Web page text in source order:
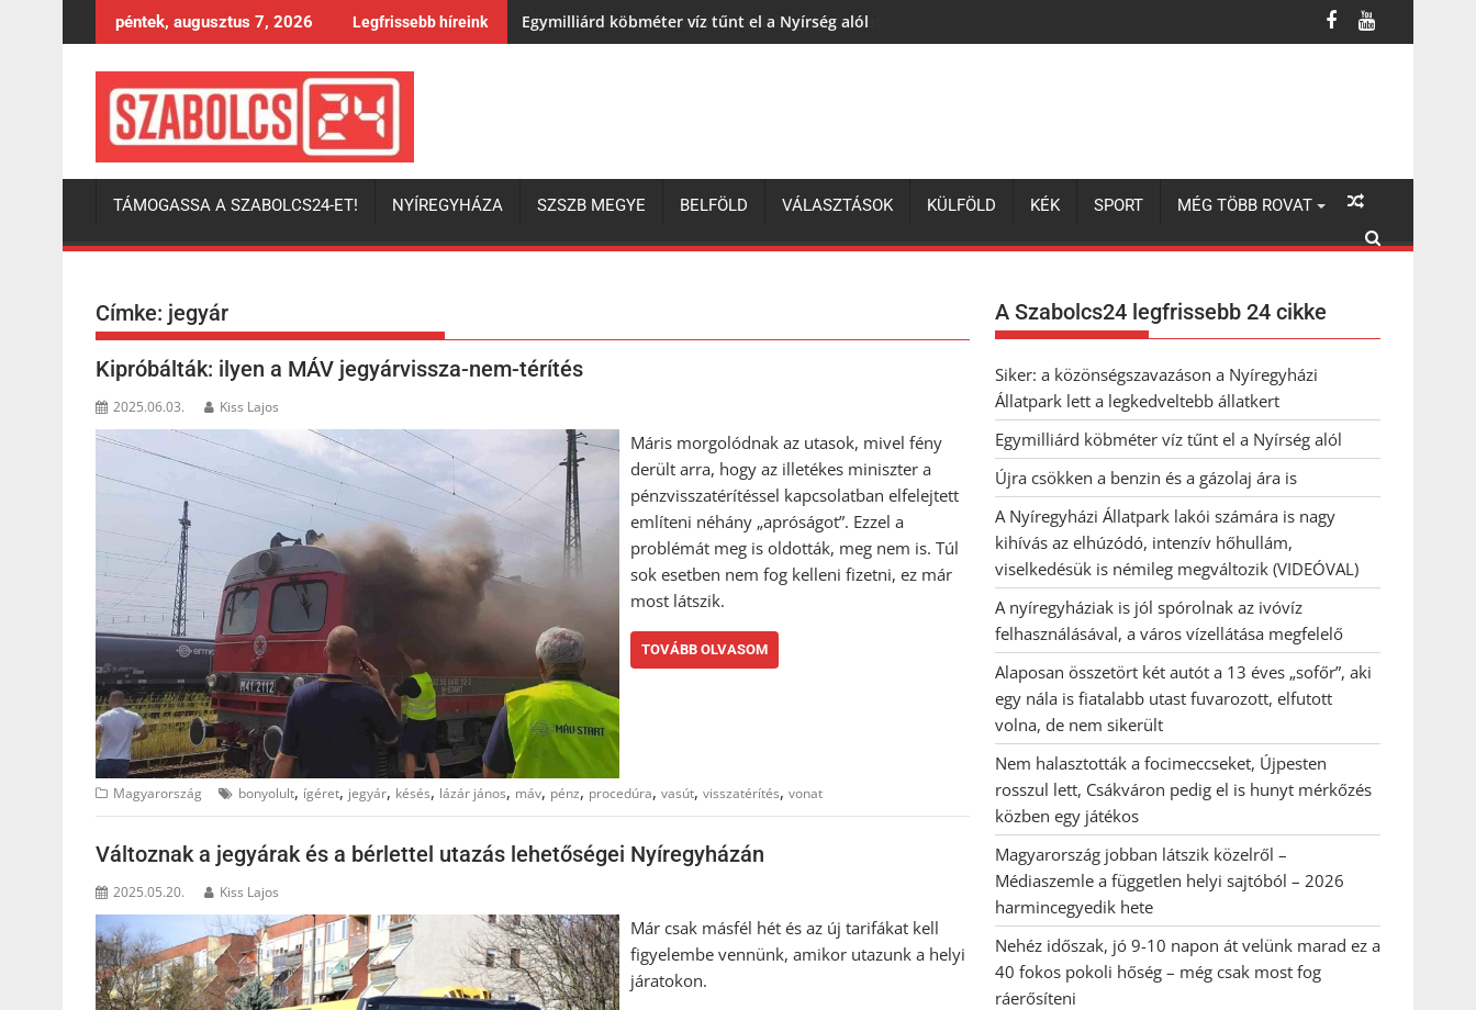
to
péntek, augusztus 7, 2026 Legfrissebb híreink Egymilliárd köbméter víz tűnt el a Nyírség alól
TÁMOGASSA A SZABOLCS24-ET! NYÍREGYHÁZA SZSZB MEGYE BELFÖLD VÁLASZTÁSOK KÜLFÖLD KÉK SPORT MÉG TÖBB ROVAT
Címke: jegyár
Kipróbálták: ilyen a MÁV jegyárvissza-nem-térítés
2025.06.03. Kiss Lajos
Máris morgolódnak az utasok, mivel fény
derült arra, hogy az illetékes miniszter a
pénzvisszatérítéssel kapcsolatban elfelejtett
említeni néhány „apróságot”. Ezzel a
problémát meg is oldották, meg nem is. Túl
sok esetben nem fog kelleni fizetni, ez már
most látszik.
TOVÁBB OLVASOM
Magyarország bonyolult, ígéret, jegyár, késés, lázár jános, máv, pénz, procedúra, vasút, visszatérítés, vonat
Változnak a jegyárak és a bérlettel utazás lehetőségei Nyíregyházán
2025.05.20. Kiss Lajos
Már csak másfél hét és az új tarifákat kell
figyelembe vennünk, amikor utazunk a helyi
járatokon.
A Szabolcs24 legfrissebb 24 cikke
Siker: a közönségszavazáson a Nyíregyházi
Állatpark lett a legkedveltebb állatkert
Egymilliárd köbméter víz tűnt el a Nyírség alól
Újra csökken a benzin és a gázolaj ára is
A Nyíregyházi Állatpark lakói számára is nagy
kihívás az elhúzódó, intenzív hőhullám,
viselkedésük is némileg megváltozik (VIDEÓVAL)
A nyíregyháziak is jól spórolnak az ivóvíz
felhasználásával, a város vízellátása megfelelő
Alaposan összetört két autót a 13 éves „sofőr”, aki
egy nála is fiatalabb utast fuvarozott, elfutott
volna, de nem sikerült
Nem halasztották a focimeccseket, Újpesten
rosszul lett, Csákváron pedig el is hunyt mérkőzés
közben egy játékos
Magyarország jobban látszik közelről –
Médiaszemle a független helyi sajtóból – 2026
harmincegyedik hete
Nehéz időszak, jó 9-10 napon át velünk marad ez a
40 fokos pokoli hőség – még csak most fog
ráerősíteni